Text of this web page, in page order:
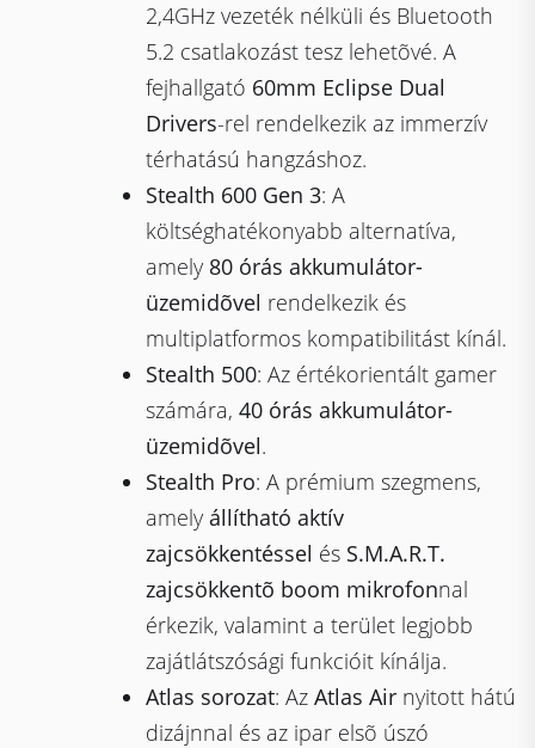
2,4GHz vezeték nélküli és Bluetooth
5.2 csatlakozást tesz lehetõvé. A
fejhallgató 60mm Eclipse Dual
Drivers-rel rendelkezik az immerzív
térhatású hangzáshoz.
Stealth 600 Gen 3: A
költséghatékonyabb alternatíva,
amely 80 órás akkumulátor-
üzemidõvel rendelkezik és
multiplatformos kompatibilitást kínál.
Stealth 500: Az értékorientált gamer
számára,40 órás akkumulátor-
üzemidõvel.
Stealth Pro: A prémium szegmens,
amelyállítható aktív
zajcsökkentéssel és S.M.A.R.T.
zajcsökkentõ boom mikrofonnal
érkezik, valamint a terület legjobb
zajátlátszósági funkcióit kínálja.
Atlas sorozat: AzAtlas Air nyitott hátú
dizájnnal és az ipar elsõ úszó